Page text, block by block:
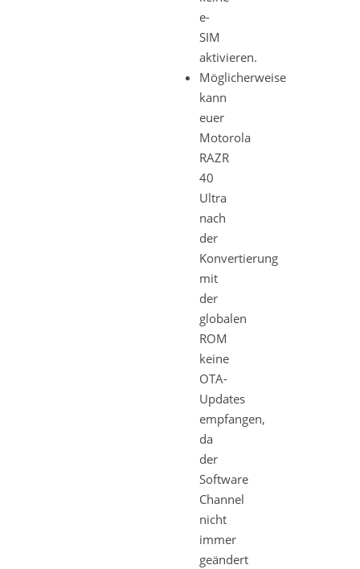
e-
SIM
aktivieren.
Möglicherweise
kann
euer
Motorola
RAZR
40
Ultra
nach
der
Konvertierung
mit
der
globalen
ROM
keine
OTA-
Updates
empfangen,
da
der
Software
Channel
nicht
immer
geändert